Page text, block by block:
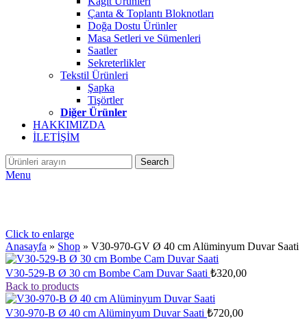
Çanta & Toplantı Bloknotları
Doğa Dostu Ürünler
Masa Setleri ve Sümenleri
Saatler
Sekreterlikler
Tekstil Ürünleri
Şapka
Tişörtler
Diğer Ürünler
HAKKIMIZDA
İLETİŞİM
Search
Menu
Click to enlarge
Anasayfa » Shop » V30-970-GV Ø 40 cm Alüminyum Duvar Saati
V30-529-B Ø 30 cm Bombe Cam Duvar Saati ₺320,00
Back to products
V30-970-B Ø 40 cm Alüminyum Duvar Saati ₺720,00